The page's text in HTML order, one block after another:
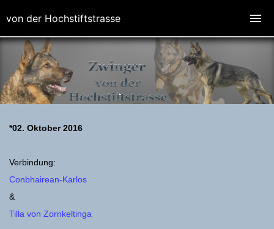
*02. Oktober 2016
Verbindung:
Conbhairean-Karlos
&
Tilla von Zornkeltinga
von der Hochstiftstrasse